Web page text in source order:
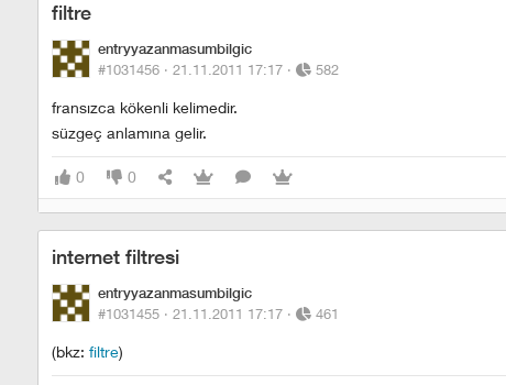
filtre
entryyazanmasumbilgic
#1031456 · 21.11.2011 17:17 · 582
fransızca kökenli kelimedir.
süzgeç anlamına gelir.
0 0
internet filtresi
entryyazanmasumbilgic
#1031455 · 21.11.2011 17:17 · 461
(bkz: filtre)